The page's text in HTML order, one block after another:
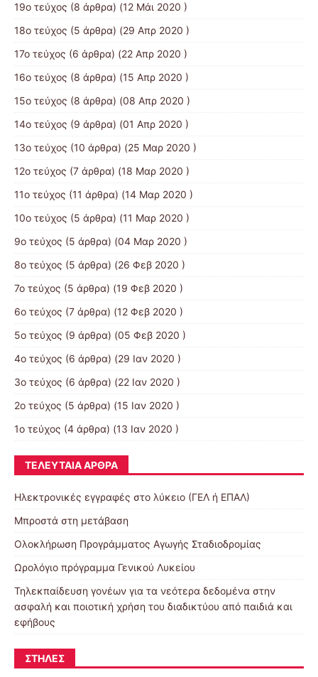
19ο τεύχος (8 άρθρα) (12 Μάι 2020 )
18ο τεύχος (5 άρθρα) (29 Απρ 2020 )
17ο τεύχος (6 άρθρα) (22 Απρ 2020 )
16ο τεύχος (8 άρθρα) (15 Απρ 2020 )
15ο τεύχος (8 άρθρα) (08 Απρ 2020 )
14ο τεύχος (9 άρθρα) (01 Απρ 2020 )
13ο τεύχος (10 άρθρα) (25 Μαρ 2020 )
12ο τεύχος (7 άρθρα) (18 Μαρ 2020 )
11ο τεύχος (11 άρθρα) (14 Μαρ 2020 )
10ο τεύχος (5 άρθρα) (11 Μαρ 2020 )
9ο τεύχος (5 άρθρα) (04 Μαρ 2020 )
8ο τεύχος (5 άρθρα) (26 Φεβ 2020 )
7ο τεύχος (5 άρθρα) (19 Φεβ 2020 )
6ο τεύχος (7 άρθρα) (12 Φεβ 2020 )
5ο τεύχος (9 άρθρα) (05 Φεβ 2020 )
4ο τεύχος (6 άρθρα) (29 Ιαν 2020 )
3ο τεύχος (6 άρθρα) (22 Ιαν 2020 )
2ο τεύχος (5 άρθρα) (15 Ιαν 2020 )
1ο τεύχος (4 άρθρα) (13 Ιαν 2020 )
ΤΕΛΕΥΤΑΊΑ ΆΡΘΡΑ
Ηλεκτρονικές εγγραφές στο λύκειο (ΓΕΛ ή ΕΠΑΛ)
Μπροστά στη μετάβαση
Ολοκλήρωση Προγράμματος Αγωγής Σταδιοδρομίας
Ωρολόγιο πρόγραμμα Γενικού Λυκείου
Τηλεκπαίδευση γονέων για τα νεότερα δεδομένα στην
ασφαλή και ποιοτική χρήση του διαδικτύου από παιδιά και
εφήβους
ΣΤΉΛΕΣ